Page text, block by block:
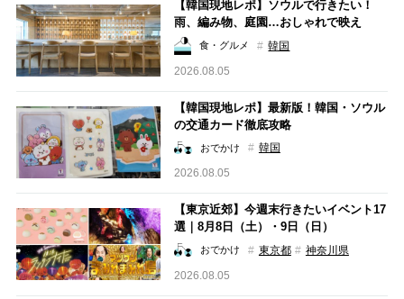
【韓国現地レポ】ソウルで行きたい！
雨、編み物、庭園…おしゃれで映え
る"世界観"が魅力のコンセプトカフェ5
選
食・グルメ
韓国
2026.08.05
【韓国現地レポ】最新版！韓国・ソウル
の交通カード徹底攻略
おでかけ
韓国
2026.08.05
【東京近郊】今週末行きたいイベント17
選｜8月8日（土）・9日（日）
おでかけ 東京都
神奈川県
2026.08.05